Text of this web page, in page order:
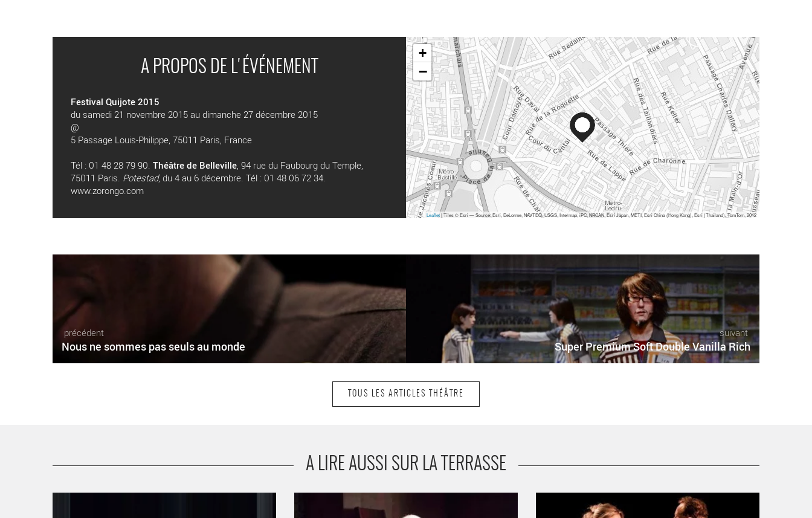
A PROPOS DE L'ÉVÉNEMENT
Festival Quijote 2015
du samedi 21 novembre 2015 au dimanche 27 décembre 2015
@
5 Passage Louis-Philippe, 75011 Paris, France
Tél : 01 48 28 79 90. Théâtre de Belleville, 94 rue du Faubourg du Temple,
75011 Paris. Potestad, du 4 au 6 décembre. Tél : 01 48 06 72 34.
www.zorongo.com
+
−
Leaflet| Tiles © Esri — Source: Esri, DeLorme, NAVTEQ, USGS, Intermap, iPC, NRCAN, Esri Japan, METI, Esri China (Hong Kong), Esri (Thailand), TomTom, 2012
précédent
Nous ne sommes pas seuls au monde
suivant
Super Premium Soft Double Vanilla Rich
TOUS LES ARTICLES THÉÂTRE
A LIRE AUSSI SUR LA TERRASSE
Bella Figura - Critique sortie Théâtre Sceaux Les